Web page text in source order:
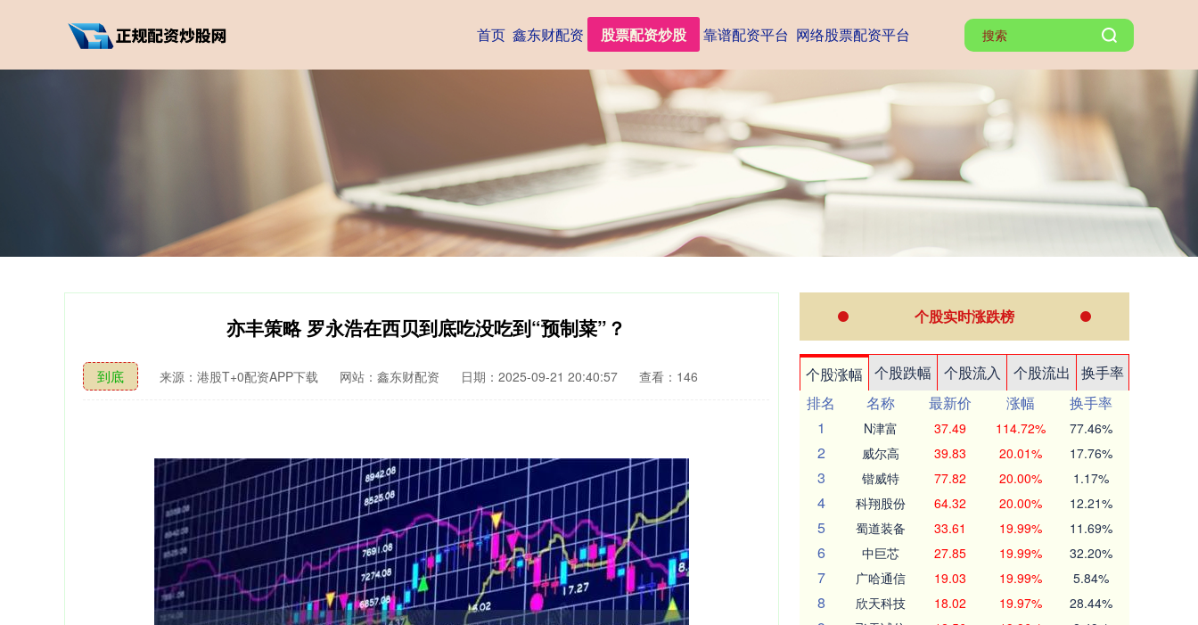
首页 鑫东财配资 股票配资炒股 靠谱配资平台 网络股票配资平台
亦丰策略 罗永浩在西贝到底吃没吃到“预制菜”？
到底 来源：港股T+0配资APP下载 网站：鑫东财配资 日期：2025-09-21 20:40:57 查看：146
个股实时涨跌榜
个股涨幅 个股跌幅 个股流入 个股流出
换手率
排名
名称 最新价 涨幅
换手率
1
N津富 37.49 114.72% 77.46%
2 威尔高 39.83 20.01% 17.76%
3 锴威特 77.82 20.00% 1.17%
4 科翔股份 64.32 20.00% 12.21%
5 蜀道装备 33.61 19.99% 11.69%
6 中巨芯 27.85 19.99% 32.20%
7 广哈通信 19.03 19.99% 5.84%
8 欣天科技 18.02 19.97% 28.44%